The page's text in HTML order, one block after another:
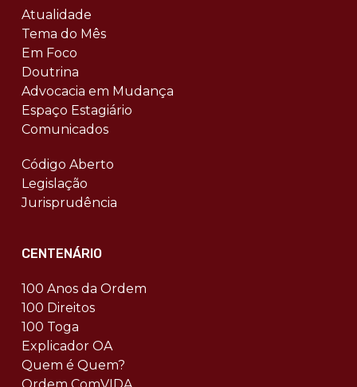
Atualidade
Tema do Mês
Em Foco
Doutrina
Advocacia em Mudança
Espaço Estagiário
Comunicados
Código Aberto
Legislação
Jurisprudência
CENTENÁRIO
100 Anos da Ordem
100 Direitos
100 Toga
Explicador OA
Quem é Quem?